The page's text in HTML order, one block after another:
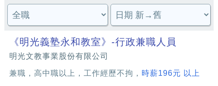
《明光義塾永和教室》-行政兼職人員
明光文教事業股份有限公司
兼職，高中職以上，工作經歷不拘， 時薪196元 以上